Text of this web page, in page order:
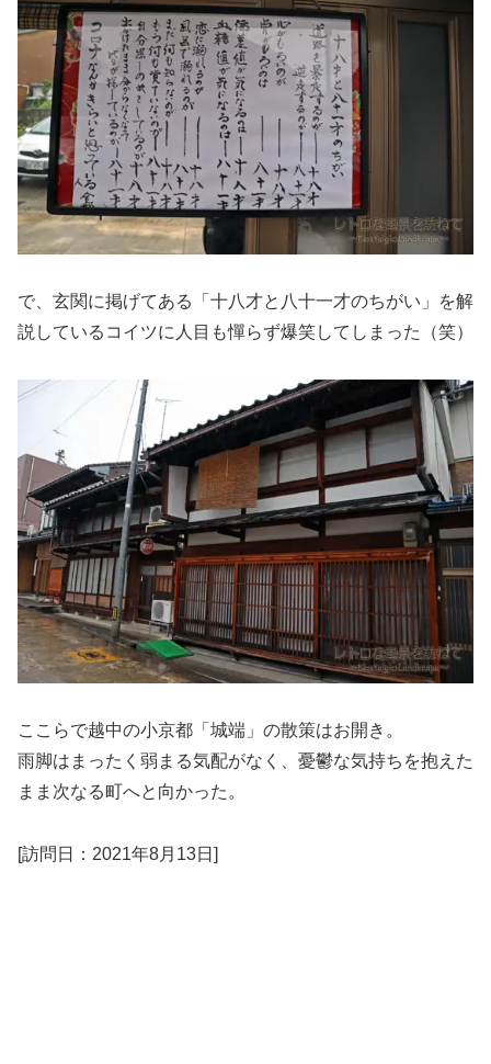
で、玄関に掲げてある「十八才と八十一才のちがい」を解
説しているコイツに人目も憚らず爆笑してしまった（笑）
ここらで越中の小京都「城端」の散策はお開き。
雨脚はまったく弱まる気配がなく、憂鬱な気持ちを抱えた
まま次なる町へと向かった。
[訪問日：2021年8月13日]